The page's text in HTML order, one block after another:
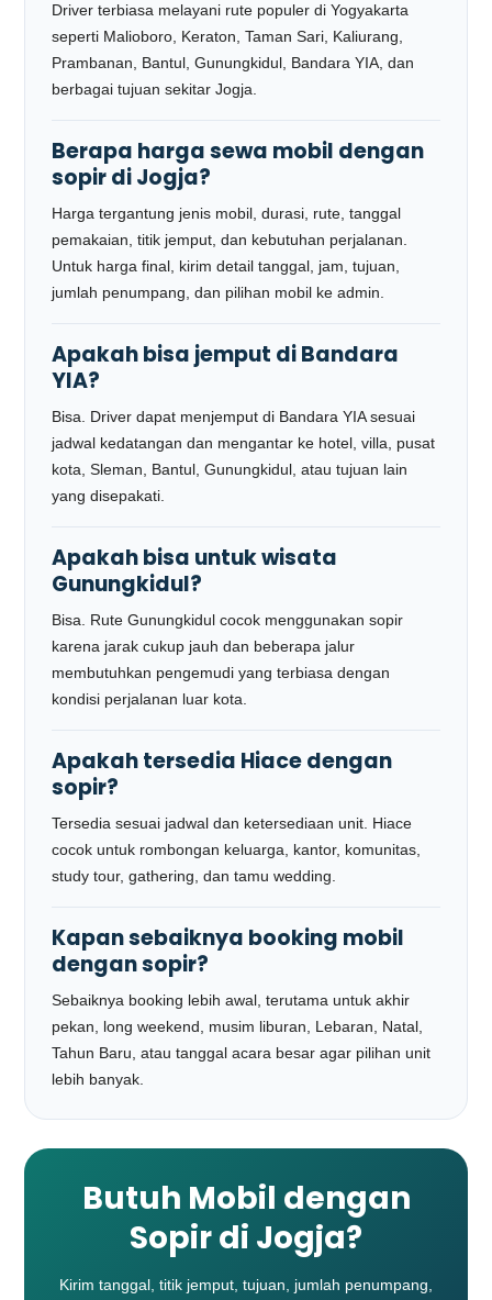
Driver terbiasa melayani rute populer di Yogyakarta
seperti Malioboro, Keraton, Taman Sari, Kaliurang,
Prambanan, Bantul, Gunungkidul, Bandara YIA, dan
berbagai tujuan sekitar Jogja.
Berapa harga sewa mobil dengan
sopir di Jogja?
Harga tergantung jenis mobil, durasi, rute, tanggal
pemakaian, titik jemput, dan kebutuhan perjalanan.
Untuk harga final, kirim detail tanggal, jam, tujuan,
jumlah penumpang, dan pilihan mobil ke admin.
Apakah bisa jemput di Bandara
YIA?
Bisa. Driver dapat menjemput di Bandara YIA sesuai
jadwal kedatangan dan mengantar ke hotel, villa, pusat
kota, Sleman, Bantul, Gunungkidul, atau tujuan lain
yang disepakati.
Apakah bisa untuk wisata
Gunungkidul?
Bisa. Rute Gunungkidul cocok menggunakan sopir
karena jarak cukup jauh dan beberapa jalur
membutuhkan pengemudi yang terbiasa dengan
kondisi perjalanan luar kota.
Apakah tersedia Hiace dengan
sopir?
Tersedia sesuai jadwal dan ketersediaan unit. Hiace
cocok untuk rombongan keluarga, kantor, komunitas,
study tour, gathering, dan tamu wedding.
Kapan sebaiknya booking mobil
dengan sopir?
Sebaiknya booking lebih awal, terutama untuk akhir
pekan, long weekend, musim liburan, Lebaran, Natal,
Tahun Baru, atau tanggal acara besar agar pilihan unit
lebih banyak.
Butuh Mobil dengan
Sopir di Jogja?
Kirim tanggal, titik jemput, tujuan, jumlah penumpang,